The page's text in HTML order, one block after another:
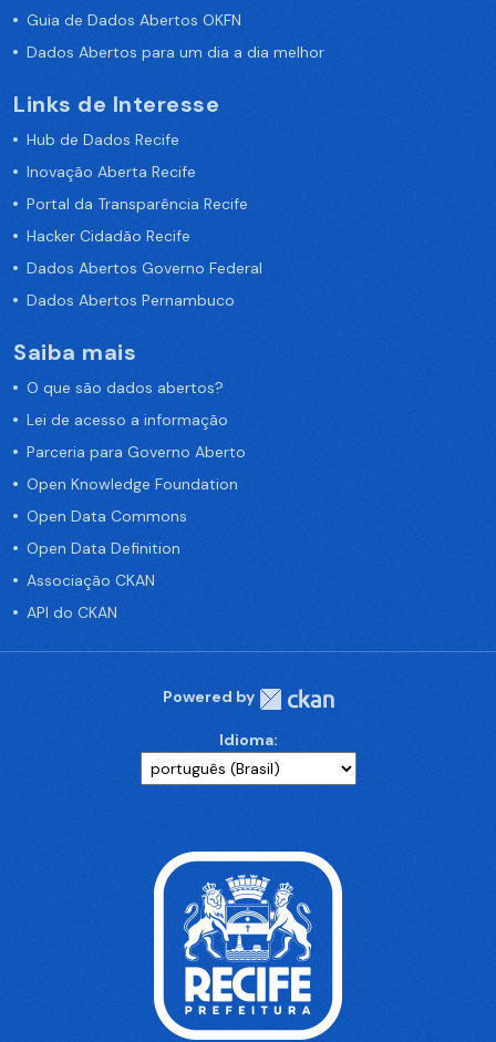
Guia de Dados Abertos OKFN
Dados Abertos para um dia a dia melhor
Links de Interesse
Hub de Dados Recife
Inovação Aberta Recife
Portal da Transparência Recife
Hacker Cidadão Recife
Dados Abertos Governo Federal
Dados Abertos Pernambuco
Saiba mais
O que são dados abertos?
Lei de acesso a informação
Parceria para Governo Aberto
Open Knowledge Foundation
Open Data Commons
Open Data Definition
Associação CKAN
API do CKAN
Powered by
Idioma